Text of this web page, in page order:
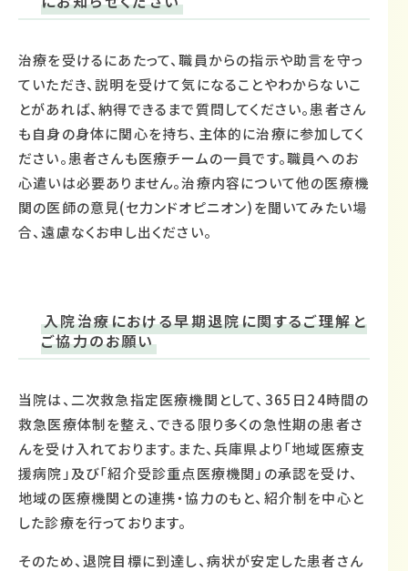
治療を受けるにあたって、職員からの指示や助言を守っ
ていただき、説明を受けて気になることやわからないこ
とがあれば、納得できるまで質問してください。患者さん
も自身の身体に関心を持ち、主体的に治療に参加してく
ださい。患者さんも医療チームの一員です。職員へのお
心遣いは必要ありません。治療内容について他の医療機
関の医師の意見(セ力ンドオピニオン)を聞いてみたい場
合、遠慮なくお申し出ください。
入院治療における早期退院に関するご理解と
ご協力のお願い
当院は、二次救急指定医療機関として、365日24時間の
救急医療体制を整え、できる限り多くの急性期の患者さ
んを受け入れております。また、兵庫県より「地域医療支
援病院」及び「紹介受診重点医療機関」の承認を受け、
地域の医療機関との連携・協力のもと、紹介制を中心と
した診療を行っております。
そのため、退院目標に到達し、病状が安定した患者さん